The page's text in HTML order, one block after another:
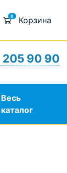
0 Корзина
205 90 90
Весь
каталог